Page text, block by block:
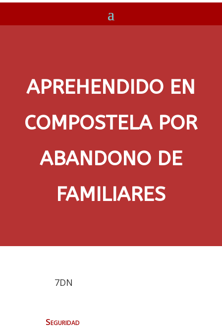
APREHENDIDO EN
COMPOSTELA POR
ABANDONO DE
FAMILIARES
7DN
Seguridad